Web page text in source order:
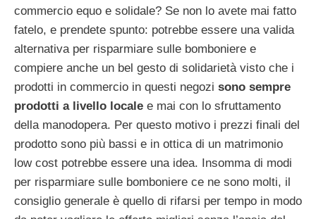
commercio equo e solidale? Se non lo avete mai fatto
fatelo, e prendete spunto: potrebbe essere una valida
alternativa per risparmiare sulle bomboniere e
compiere anche un bel gesto di solidarietà visto che i
prodotti in commercio in questi negozi sono sempre
prodotti a livello locale e mai con lo sfruttamento
della manodopera. Per questo motivo i prezzi finali del
prodotto sono più bassi e in ottica di un matrimonio
low cost potrebbe essere una idea. Insomma di modi
per risparmiare sulle bomboniere ce ne sono molti, il
consiglio generale è quello di rifarsi per tempo in modo